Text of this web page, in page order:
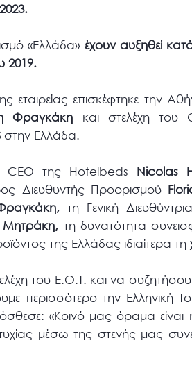
«Ελλάδα» έχουν αυξηθεί
2019.
επισκέφτηκε την
Φραγκάκη και στελέχη του
στην Ελλάδα.
της Hotelbeds Nicolas
Διευθυντής Προορισμού
τη Γενική
Μητράκη, τη δυνατότητα
της Ελλάδας ιδιαίτερα τη
του Ε.Ο.Τ. και να
περισσότερο την Ελληνική
«Κοινό μας όραμα είναι
μέσω της στενής μας